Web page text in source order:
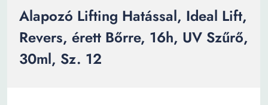
Alapozó Lifting Hatással, Ideal Lift,
Revers, érett Bőrre, 16h, UV Szűrő,
30ml, Sz. 12